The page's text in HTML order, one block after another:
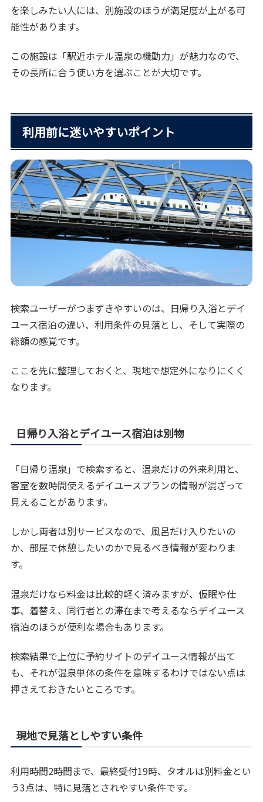
を楽しみたい人には、別施設のほうが満足度が上がる可
能性があります。
この施設は「駅近ホテル温泉の機動力」が魅力なので、
その長所に合う使い方を選ぶことが大切です。
利用前に迷いやすいポイント
検索ユーザーがつまずきやすいのは、日帰り入浴とデイ
ユース宿泊の違い、利用条件の見落とし、そして実際の
総額の感覚です。
ここを先に整理しておくと、現地で想定外になりにくく
なります。
日帰り入浴とデイユース宿泊は別物
「日帰り温泉」で検索すると、温泉だけの外来利用と、
客室を数時間使えるデイユースプランの情報が混ざって
見えることがあります。
しかし両者は別サービスなので、風呂だけ入りたいの
か、部屋で休憩したいのかで見るべき情報が変わりま
す。
温泉だけなら料金は比較的軽く済みますが、仮眠や仕
事、着替え、同行者との滞在まで考えるならデイユース
宿泊のほうが便利な場合もあります。
検索結果で上位に予約サイトのデイユース情報が出て
も、それが温泉単体の条件を意味するわけではない点は
押さえておきたいところです。
現地で見落としやすい条件
利用時間2時間まで、最終受付19時、タオルは別料金とい
う3点は、特に見落とされやすい条件です。